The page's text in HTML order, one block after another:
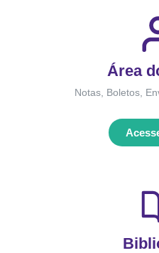
Área
Notas, Boletos,